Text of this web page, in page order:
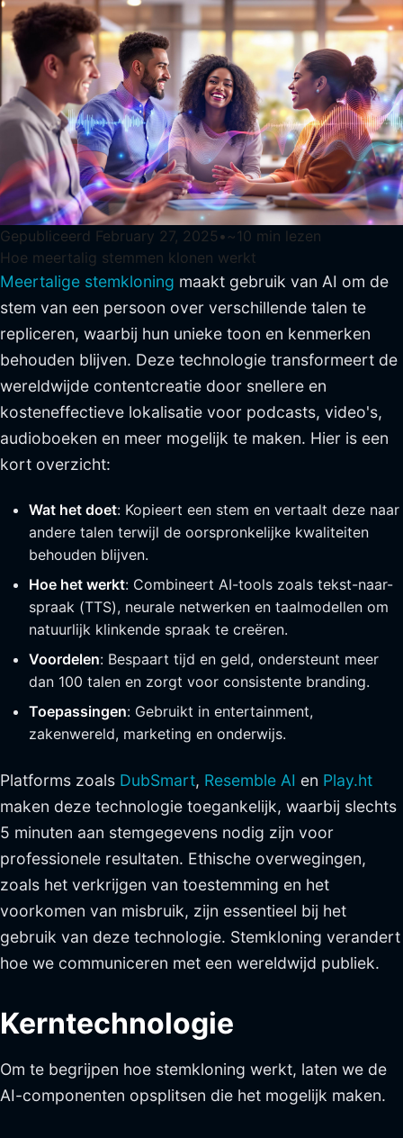
Gepubliceerd February 27, 2025 • ~10 min lezen
Hoe meertalig stemmen klonen werkt
Meertalige stemkloning maakt gebruik van AI om de
stem van een persoon over verschillende talen te
repliceren, waarbij hun unieke toon en kenmerken
behouden blijven. Deze technologie transformeert de
wereldwijde contentcreatie door snellere en
kosteneffectieve lokalisatie voor podcasts, video's,
audioboeken en meer mogelijk te maken. Hier is een
kort overzicht:
Wat het doet: Kopieert een stem en vertaalt deze naar
andere talen terwijl de oorspronkelijke kwaliteiten
behouden blijven.
Hoe het werkt: Combineert AI-tools zoals tekst-naar-
spraak (TTS), neurale netwerken en taalmodellen om
natuurlijk klinkende spraak te creëren.
Voordelen: Bespaart tijd en geld, ondersteunt meer
dan 100 talen en zorgt voor consistente branding.
Toepassingen: Gebruikt in entertainment,
zakenwereld, marketing en onderwijs.
Platforms zoals DubSmart, Resemble AI en Play.ht
maken deze technologie toegankelijk, waarbij slechts
5 minuten aan stemgegevens nodig zijn voor
professionele resultaten. Ethische overwegingen,
zoals het verkrijgen van toestemming en het
voorkomen van misbruik, zijn essentieel bij het
gebruik van deze technologie. Stemkloning verandert
hoe we communiceren met een wereldwijd publiek.
Kerntechnologie
Om te begrijpen hoe stemkloning werkt, laten we de
AI-componenten opsplitsen die het mogelijk maken.